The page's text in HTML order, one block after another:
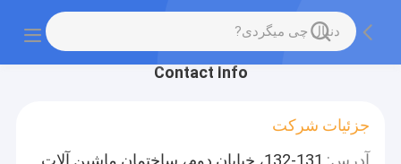
Contact Info
جزئیات شرکت
آدرس:
131-132، خیابان دوم، ساختمان ماشین آلات